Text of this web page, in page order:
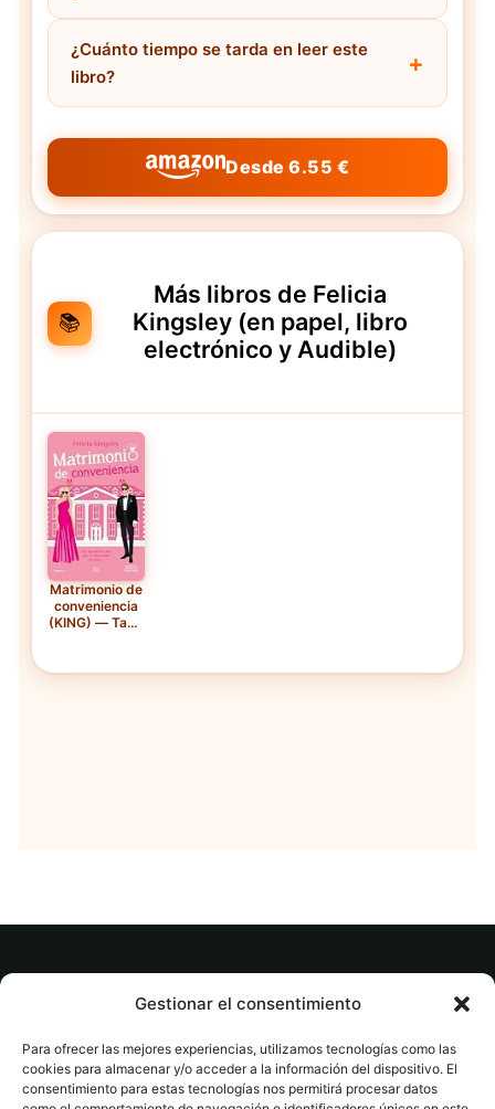
Gestionar el consentimiento
Para ofrecer las mejores experiencias, utilizamos tecnologías como las
cookies para almacenar y/o acceder a la información del dispositivo. El
consentimiento para estas tecnologías nos permitirá procesar datos
¿Cuánto tiempo se tarda en leer este
libro?
Desde 6.55 €
📚
Más libros de Felicia
Kingsley (en papel, libro
electrónico y Audible)
Matrimonio de
conveniencia
(KING) — Tapa
© tuslibrosvip.com · Todos los derechos